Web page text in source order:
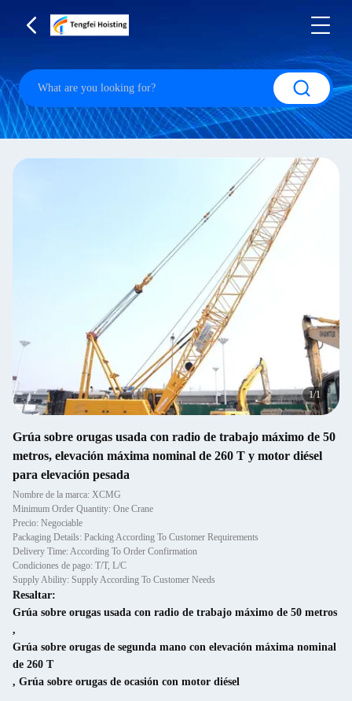
1/1
Grúa sobre orugas usada con radio de trabajo máximo de 50
metros, elevación máxima nominal de 260 T y motor diésel
para elevación pesada
Nombre de la marca: XCMG
Minimum Order Quantity: One Crane
Precio: Negociable
Packaging Details: Packing According To Customer Requirements
Delivery Time: According To Order Confirmation
Condiciones de pago: T/T, L/C
Supply Ability: Supply According To Customer Needs
Resaltar:
Grúa sobre orugas usada con radio de trabajo máximo de 50 metros
,
Grúa sobre orugas de segunda mano con elevación máxima nominal
de 260 T
, Grúa sobre orugas de ocasión con motor diésel